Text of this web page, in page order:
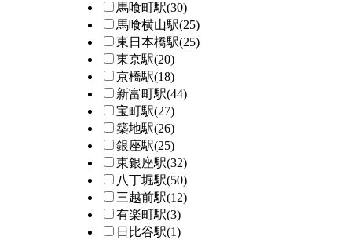
馬喰町駅(30)
馬喰横山駅(25)
東日本橋駅(25)
東京駅(20)
京橋駅(18)
新富町駅(44)
宝町駅(27)
築地駅(26)
銀座駅(25)
東銀座駅(32)
八丁堀駅(50)
三越前駅(12)
有楽町駅(3)
日比谷駅(1)